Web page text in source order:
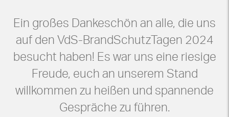
Ein großes Dankeschön an alle, die uns
auf den VdS-BrandSchutzTagen 2024
besucht haben! Es war uns eine riesige
Freude, euch an unserem Stand
willkommen zu heißen und spannende
Gespräche zu führen.